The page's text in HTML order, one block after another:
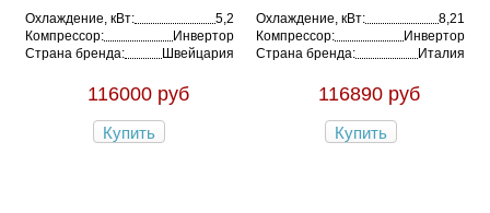
Охлаждение, кВт:
5,2
Компрессор:
Инвертор
Страна бренда:
Швейцария
116000 руб
Купить
Охлаждение, кВт:
8,21
Компрессор:
Инвертор
Страна бренда:
Италия
116890 руб
Купить